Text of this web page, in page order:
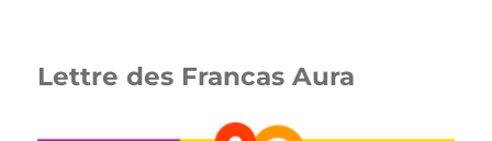
Lettre des Francas Aura